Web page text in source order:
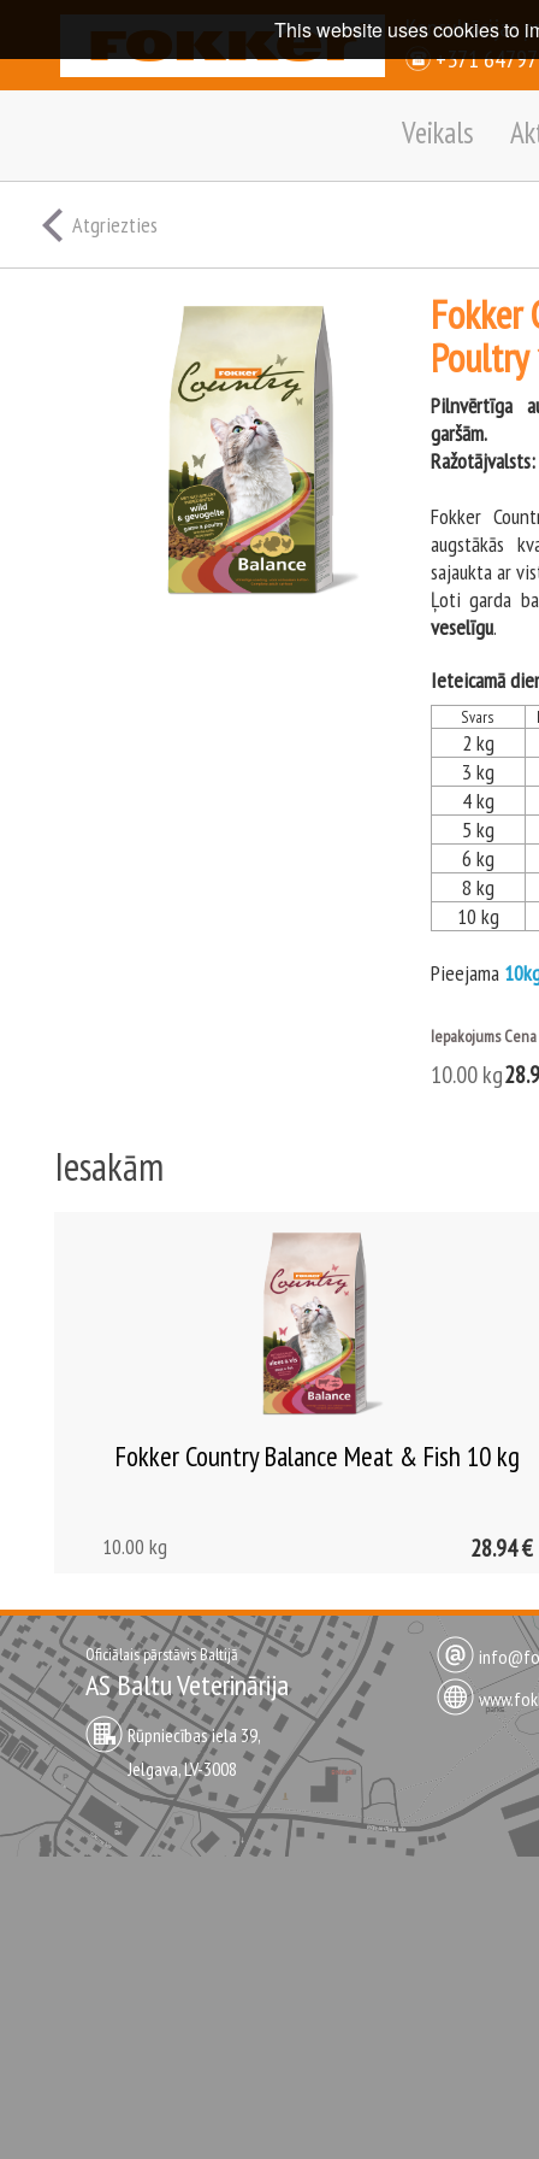
Konsultācijas
+371
Veikals
Atgriezties
Fokker
Pilnvērtīga
garšām.
Fokker
augstākās
sajaukta ar
Ļoti garda
veselīgu.
Ieteicamā
Svars
2 kg
3 kg
4 kg
5 kg
6 kg
8 kg
10 kg
Pieejama
Iepakojums
10.00 kg
Cena
Iesakām
Fokker Country Balance Meat & Fish 10 kg
10.00 kg 28.94 €
Ielikt grozā
Oficiālais pārstāvis Baltijā
AS Baltu Veterinārija
Rūpniecības iela 39,
Jelgava, LV-3008
This website uses cookies to